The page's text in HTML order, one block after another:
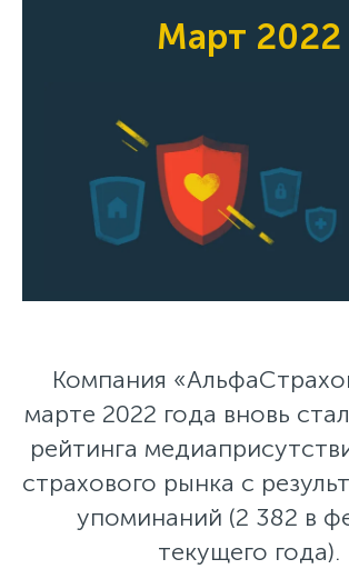
Март 2022
Компания
марте 2022 года вновь
рейтинга
страхового рынка c
упоминаний (2 382 в
текущего года).